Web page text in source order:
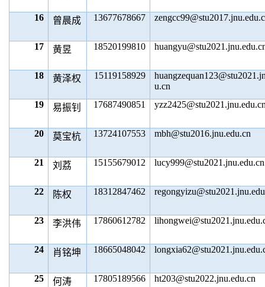
16 曾晨成 13677678667
17 黄昱 18520199810
18 黄泽权 15119158929
u.cn
19
易振钊 17687490851
20 莫宝杭 13724107553 mbh@stu2016.jnu.edu.cn
21 刘荔 15155679012 lucy999@stu2021.jnu.edu.cn
22 陈权 18312847462
23 李洪伟 17860612782
24 肖铭坤 18665048042
25 何涛 17805189566 ht203@stu2022.jnu.edu.cn